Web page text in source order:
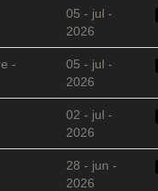
05 - jul -
2026
-
05 - jul -
2026
02 - jul -
2026
28 - jun -
2026